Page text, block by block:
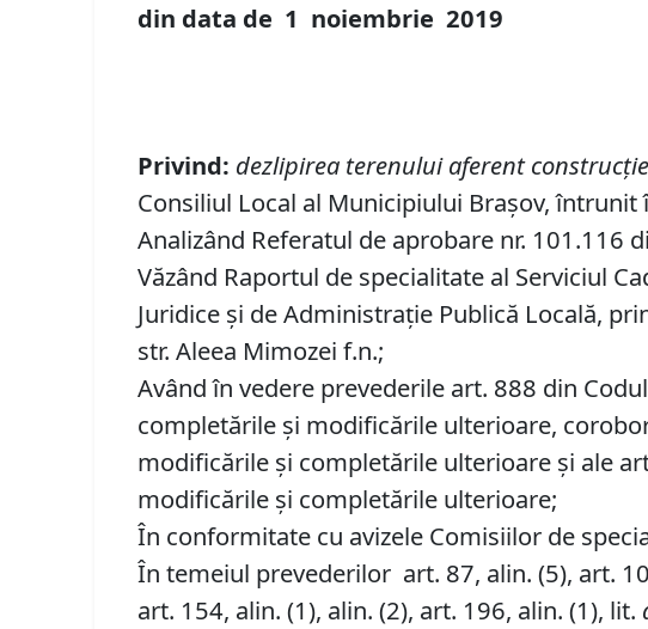
din data de 1 noiembrie2019
Privind: dezlipirea terenului aferent
Consiliul Local al Municipiului Brașov,
Analizând Referatul de aprobare nr. 101.116
Văzând Raportul de specialitate al Serviciul
Juridice şi de Administraţie Publică Locală,
str. Aleea Mimozei f.n.;
Având în vedere prevederile art. 888 din
completările și modificările ulterioare,
modificările și completările ulterioare și ale
modificările și completările ulterioare;
În conformitate cu avizele Comisiilor de
În temeiul prevederilor art. 87, alin. (5), art.
art. 154, alin. (1), alin. (2), art. 196, alin. (1), lit.